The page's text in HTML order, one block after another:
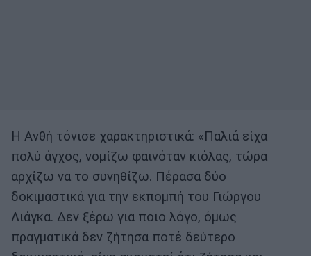
Η Ανθή τόνισε χαρακτηριστικά: «Παλιά είχα
πολύ άγχος, νομίζω φαινόταν κιόλας, τώρα
αρχίζω να το συνηθίζω. Πέρασα δύο
δοκιμαστικά για την εκπομπή του Γιώργου
Λιάγκα. Δεν ξέρω για ποιο λόγο, όμως
πραγματικά δεν ζήτησα ποτέ δεύτερο